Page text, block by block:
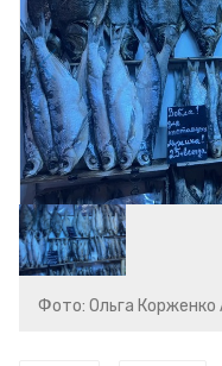
Фото: Ольга Корженко